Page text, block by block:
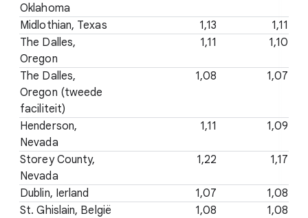
Oklahoma
Midlothian, Texas 1,13
1,11
The Dalles,
Oregon
1,11 1,10
The Dalles,
Oregon (tweede
faciliteit)
1,08 1,07
Henderson,
Nevada
1,11 1,09
Storey County,
Nevada
1,22 1,17
Dublin, Ierland 1,07
1,08
St. Ghislain, België
1,08
1,08